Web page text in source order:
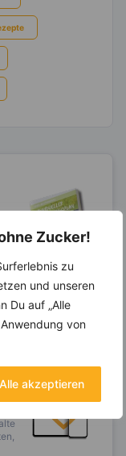
Zucker!
zu
und unseren
Du auf „Alle
von
Alle akzeptieren